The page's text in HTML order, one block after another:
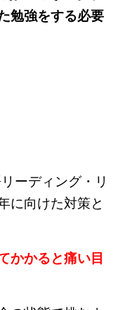
勉強をする必要
ーディング・リ
に向けた対策と
かかると痛い目